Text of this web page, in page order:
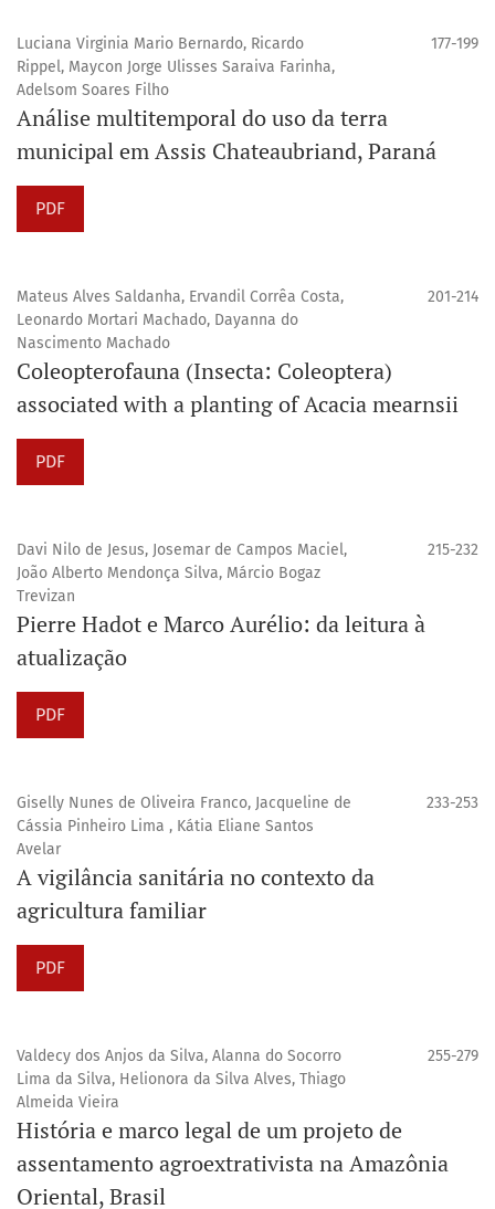
Luciana Virginia Mario Bernardo, Ricardo
Rippel, Maycon Jorge Ulisses Saraiva Farinha,
Adelsom Soares Filho
177-199
Análise multitemporal do uso da terra
municipal em Assis Chateaubriand, Paraná
PDF
Mateus Alves Saldanha, Ervandil Corrêa Costa,
Leonardo Mortari Machado, Dayanna do
Nascimento Machado
201-214
Coleopterofauna (Insecta: Coleoptera)
associated with a planting of Acacia mearnsii
PDF
Davi Nilo de Jesus, Josemar de Campos Maciel,
João Alberto Mendonça Silva, Márcio Bogaz
Trevizan
215-232
Pierre Hadot e Marco Aurélio: da leitura à
atualização
PDF
Giselly Nunes de Oliveira Franco, Jacqueline de
Cássia Pinheiro Lima , Kátia Eliane Santos
Avelar
233-253
A vigilância sanitária no contexto da
agricultura familiar
PDF
Valdecy dos Anjos da Silva, Alanna do Socorro
Lima da Silva, Helionora da Silva Alves, Thiago
Almeida Vieira
255-279
História e marco legal de um projeto de
assentamento agroextrativista na Amazônia
Oriental, Brasil